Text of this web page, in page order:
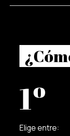
1º
Elige entre: